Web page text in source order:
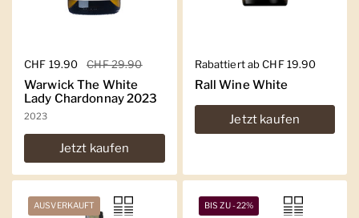
Regulärer Preis
CHF 19.90 Sale-Preis
CHF 29.90
Warwick The White
Lady Chardonnay 2023
2023
Jetzt kaufen
Regulärer Preis
Rabattiert ab CHF 19.90
Rall Wine White
Jetzt kaufen
AUSVERKAUFT BIS ZU -22%